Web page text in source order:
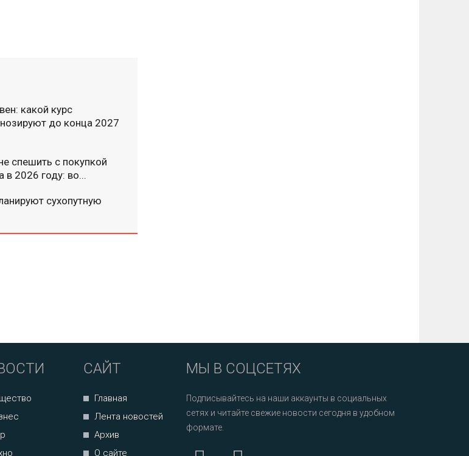
какой курс
до конца 2027
спешить с покупкой
в 2026 году: во...
сухопутную
САЙТ
Главная
Лента новостей
Архив
О сайте
МЫ В СОЦСЕТЯХ
Подписывайтесь на наши аккаунты в социальных
сетях и читайте свежие новости сегодня в удобном
формате.